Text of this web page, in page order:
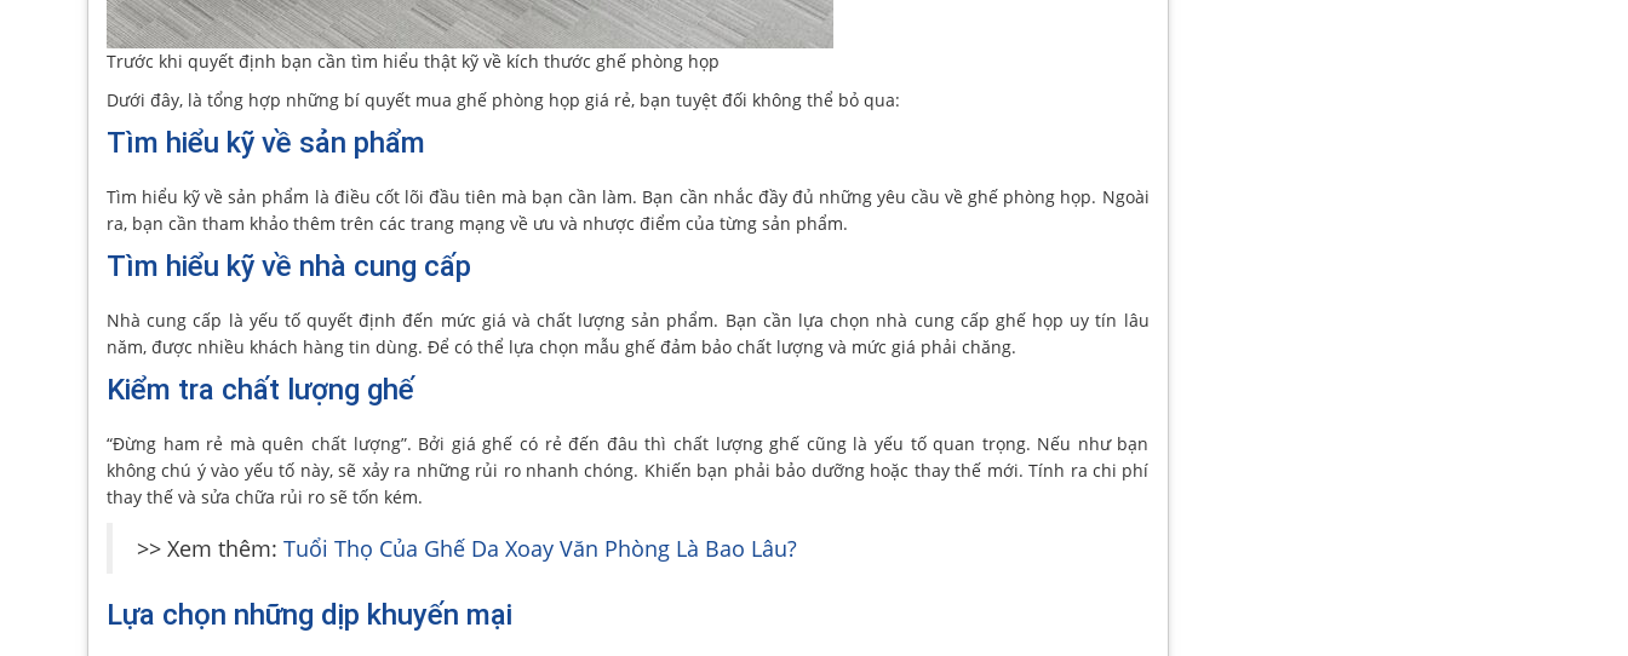
Trước khi quyết định bạn cần tìm hiểu thật kỹ về kích thước ghế phòng họp
Dưới đây, là tổng hợp những bí quyết mua ghế phòng họp giá rẻ, bạn tuyệt đối không thể bỏ qua:
Tìm hiểu kỹ về sản phẩm
Tìm hiểu kỹ về sản phẩm là điều cốt lõi đầu tiên mà bạn cần làm. Bạn cần nhắc đầy đủ những yêu cầu về ghế phòng họp. Ngoài
ra, bạn cần tham khảo thêm trên các trang mạng về ưu và nhược điểm của từng sản phẩm.
Tìm hiểu kỹ về nhà cung cấp
Nhà cung cấp là yếu tố quyết định đến mức giá và chất lượng sản phẩm. Bạn cần lựa chọn nhà cung cấp ghế họp uy tín lâu
năm, được nhiều khách hàng tin dùng. Để có thể lựa chọn mẫu ghế đảm bảo chất lượng và mức giá phải chăng.
Kiểm tra chất lượng ghế
“Đừng ham rẻ mà quên chất lượng”. Bởi giá ghế có rẻ đến đâu thì chất lượng ghế cũng là yếu tố quan trọng. Nếu như bạn
không chú ý vào yếu tố này, sẽ xảy ra những rủi ro nhanh chóng. Khiến bạn phải bảo dưỡng hoặc thay thế mới. Tính ra chi phí
thay thế và sửa chữa rủi ro sẽ tốn kém.
>> Xem thêm: Tuổi Thọ Của Ghế Da Xoay Văn Phòng Là Bao Lâu?
Lựa chọn những dịp khuyến mại